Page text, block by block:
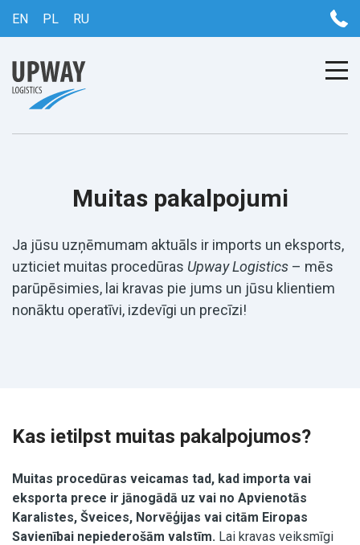
EN PL RU
Muitas pakalpojumi
Ja jūsu uzņēmumam aktuāls ir imports un eksports,
uzticiet muitas procedūras Upway Logistics – mēs
parūpēsimies, lai kravas pie jums un jūsu klientiem
nonāktu operatīvi, izdevīgi un precīzi!
Kas ietilpst muitas pakalpojumos?
Muitas procedūras veicamas tad, kad importa vai
eksporta prece ir jānogādā uz vai no Apvienotās
Karalistes, Šveices, Norvēģijas vai citām Eiropas
Savienībai nepiederošām valstīm. Lai kravas veiksmīgi